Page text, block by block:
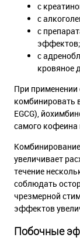
с
с
с
эффектов;
с
кровяное
При
комбинировать
EGCG),
самого кофеина
увеличивает
течение
соблюдать
чрезмерной
эффектов
Побочные